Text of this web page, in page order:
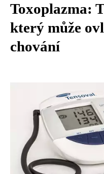
Toxoplazma:
který může
chování